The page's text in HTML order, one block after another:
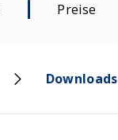
Preise
Downloads